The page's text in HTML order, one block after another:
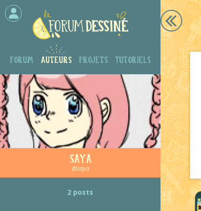
Forum Auteurs Projets Tutoriels
Saya
@saya
2 posts